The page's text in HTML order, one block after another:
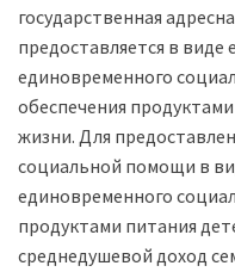
государственная
предоставляется в виде
единовременного
обеспечения
жизни. Для
социальной помощи в
единовременного
продуктами питания
среднедушевой доход